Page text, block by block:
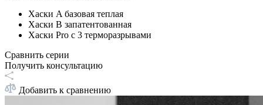
Хаски A базовая теплая
Хаски B запатентованная
Хаски Pro с 3 терморазрывами
Сравнить серии
Получить консультацию
Добавить к сравнению